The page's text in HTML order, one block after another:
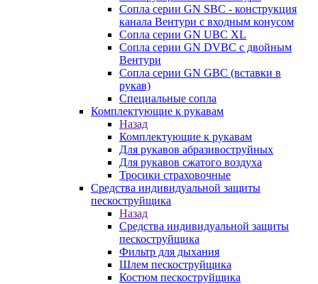
Сопла серии GN SBC - конструкция
канала Вентури c входным конусом
Сопла серии GN UBC XL
Сопла серии GN DVBC с двойным
Вентури
Сопла серии GN GBC (вставки в
рукав)
Специальные сопла
Комплектующие к рукавам
Назад
Комплектующие к рукавам
Для рукавов абразивоструйных
Для рукавов сжатого воздуха
Тросики страховочные
Средства индивидуальной защиты
пескоструйщика
Назад
Средства индивидуальной защиты
пескоструйщика
Фильтр для дыхания
Шлем пескоструйщика
Костюм пескоструйщика